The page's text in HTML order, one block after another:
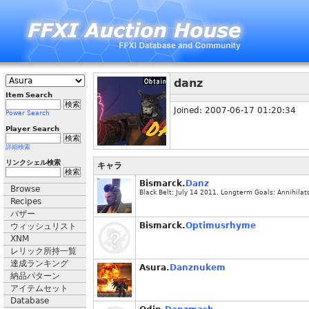
Item Search
Power Search
Player Search
詳細検索
リンクシェル検索
Browse
Recipes
バザー
ウィッシュリスト
XNM
レリック所持一覧
達成ランキング
納品パターン
アイテムセット
Database
danz
Joined: 2007-06-17 01:20:34
キャラ
Bismarck. Danz
Black Belt: July 14 2011. Longterm Goals:
Bismarck.Optimusrhyme
Asura. Danznukem